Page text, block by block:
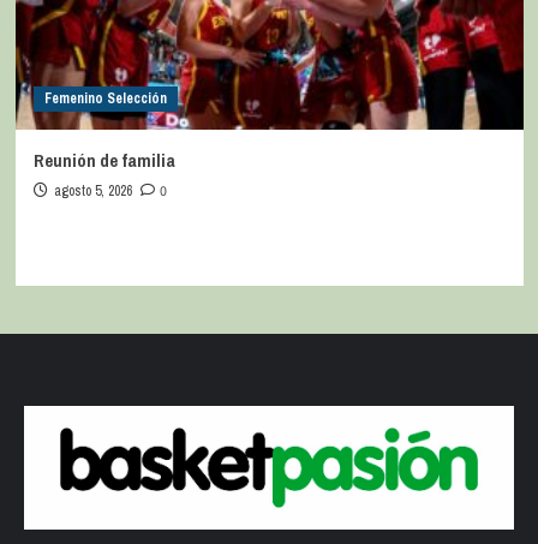
Femenino Selección
Reunión de familia
agosto 5, 2026 0